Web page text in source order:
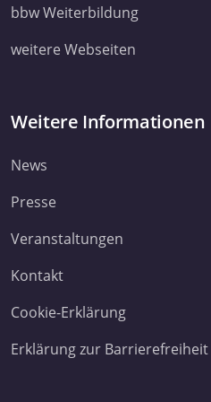
ihnen bereitgestellt haben
Cookies, wenn Sie unsere
bbw Weiterbildung
weitere Webseiten
Weitere Informationen
News
Presse
Veranstaltungen
Kontakt
Cookie-Erklärung
Erklärung zur Barrierefreiheit